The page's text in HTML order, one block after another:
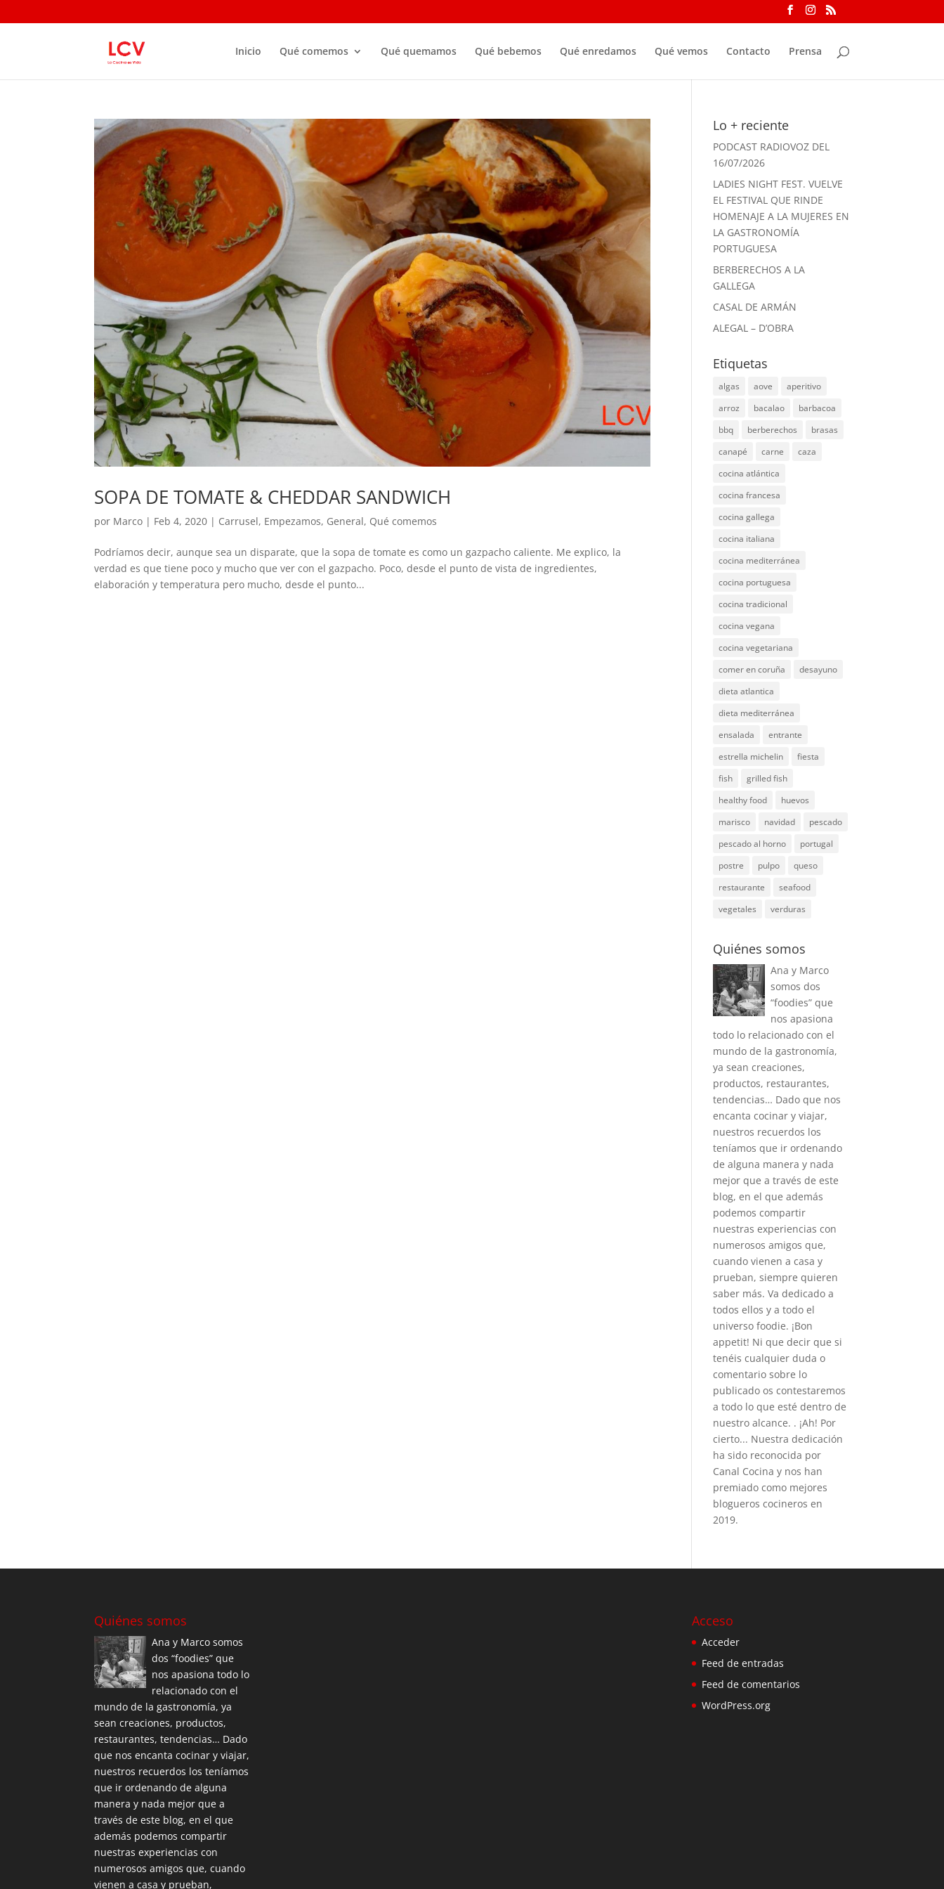
Inicio Qué comemos Qué quemamos Qué bebemos Qué enredamos Qué vemos Contacto Prensa
SOPA DE TOMATE & CHEDDAR SANDWICH
por Marco | Feb 4, 2020 | Carrusel, Empezamos, General, Qué comemos
Podríamos decir, aunque sea un disparate, que la sopa de tomate es como un gazpacho caliente. Me explico, la
verdad es que tiene poco y mucho que ver con el gazpacho. Poco, desde el punto de vista de ingredientes,
elaboración y temperatura pero mucho, desde el punto...
Lo + reciente
PODCAST RADIOVOZ DEL
16/07/2026
LADIES NIGHT FEST. VUELVE
EL FESTIVAL QUE RINDE
HOMENAJE A LA MUJERES EN
LA GASTRONOMÍA
PORTUGUESA
BERBERECHOS A LA
GALLEGA
CASAL DE ARMÁN
ALEGAL – D’OBRA
Etiquetas
algas aove
aperitivo
arroz
bacalao
barbacoa
bbq
berberechos
brasas
canapé
carne
caza
cocina atlántica
cocina francesa
cocina gallega
cocina italiana
cocina mediterránea
cocina portuguesa
cocina tradicional
cocina vegana
cocina vegetariana
comer en coruña
desayuno
dieta atlantica
dieta mediterránea
ensalada
entrante
estrella michelin
fiesta
fish
grilled fish
healthy food
huevos
marisco
navidad
pescado
pescado al horno
portugal
postre
pulpo
queso
restaurante
seafood
vegetales
verduras
Quiénes somos
Ana y Marco
somos dos
“foodies” que
nos apasiona
todo lo relacionado con el
mundo de la gastronomía,
ya sean creaciones,
productos, restaurantes,
tendencias… Dado que nos
encanta cocinar y viajar,
nuestros recuerdos los
teníamos que ir ordenando
de alguna manera y nada
mejor que a través de este
blog, en el que además
podemos compartir
nuestras experiencias con
numerosos amigos que,
cuando vienen a casa y
prueban, siempre quieren
saber más. Va dedicado a
todos ellos y a todo el
universo foodie. ¡Bon
appetit! Ni que decir que si
tenéis cualquier duda o
comentario sobre lo
publicado os contestaremos
a todo lo que esté dentro de
nuestro alcance. . ¡Ah! Por
cierto... Nuestra dedicación
ha sido reconocida por
Canal Cocina y nos han
premiado como mejores
blogueros cocineros en
2019.
Quiénes somos
Ana y Marco somos
dos “foodies” que
nos apasiona todo lo
relacionado con el
mundo de la gastronomía, ya
sean creaciones, productos,
restaurantes, tendencias… Dado
que nos encanta cocinar y viajar,
nuestros recuerdos los teníamos
que ir ordenando de alguna
manera y nada mejor que a
través de este blog, en el que
además podemos compartir
nuestras experiencias con
numerosos amigos que, cuando
vienen a casa y prueban,
Acceso
Acceder
Feed de entradas
Feed de comentarios
WordPress.org